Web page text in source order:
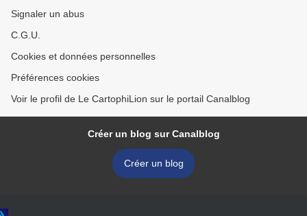
Signaler un abus
C.G.U.
Cookies et données personnelles
Préférences cookies
Voir le profil de Le CartophiLion sur le portail Canalblog
Créer un blog sur Canalblog
Créer un blog